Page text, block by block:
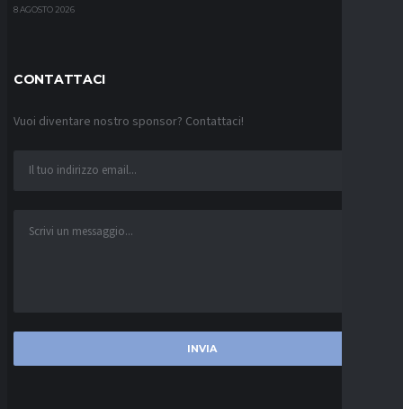
8 AGOSTO 2026
CONTATTACI
Vuoi diventare nostro sponsor? Contattaci!